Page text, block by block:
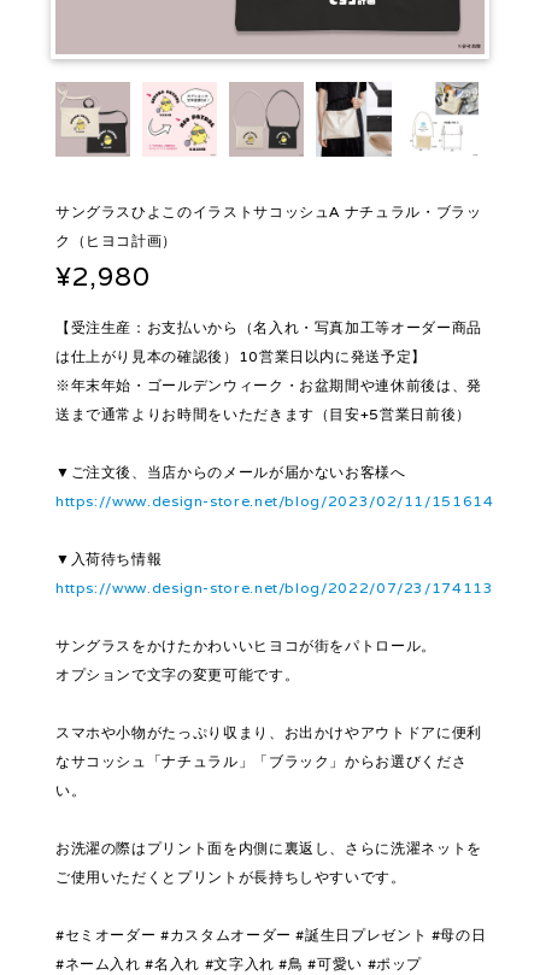
サングラスひよこのイラストサコッシュA ナチュラル・ブラッ
ク（ヒヨコ計画）
¥2,980
【受注生産：お支払いから（名入れ・写真加工等オーダー商品
は仕上がり見本の確認後）10営業日以内に発送予定】
※年末年始・ゴールデンウィーク・お盆期間や連休前後は、発
送まで通常よりお時間をいただきます（目安+5営業日前後）
▼ご注文後、当店からのメールが届かないお客様へ
https://www.design-store.net/blog/2023/02/11/151614
▼入荷待ち情報
https://www.design-store.net/blog/2022/07/23/174113
サングラスをかけたかわいいヒヨコが街をパトロール。
オプションで文字の変更可能です。
スマホや小物がたっぷり収まり、お出かけやアウトドアに便利
なサコッシュ「ナチュラル」「ブラック」からお選びくださ
い。
お洗濯の際はプリント面を内側に裏返し、さらに洗濯ネットを
ご使用いただくとプリントが長持ちしやすいです。
#セミオーダー #カスタムオーダー #誕生日プレゼント #母の日
#ネーム入れ #名入れ #文字入れ #鳥 #可愛い #ポップ